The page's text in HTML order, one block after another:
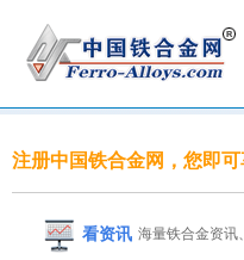
注册中国铁合金网，您即
看资讯 海量铁合金资讯